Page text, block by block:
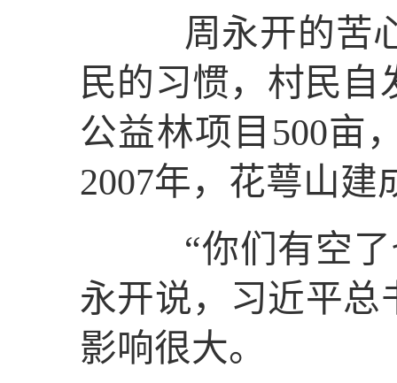
周永开的苦心
民的习惯，村民
公益林项目500亩
2007年，花萼山建
“你们有空了
永开说，习近平总
影响很大。